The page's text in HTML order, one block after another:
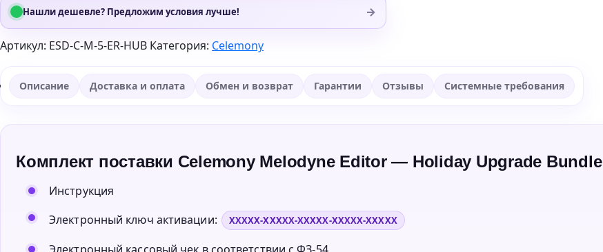
Нашли дешевле? Предложим условия лучше! →
Артикул: ESD-C-M-5-ER-HUB Категория: Celemony
Описание Доставка и оплата Обмен и возврат Гарантии Отзывы Системные требования
Комплект поставки Celemony Melodyne Editor — Holiday Upgrade Bundle
Инструкция
Электронный ключ активации:
XXXXX-XXXXX-XXXXX-XXXXX-XXXXX